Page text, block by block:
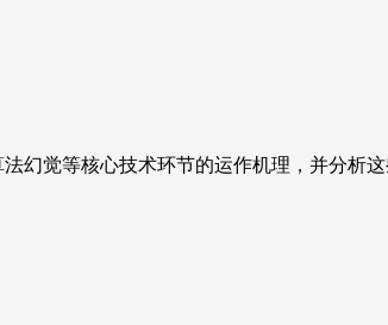
幻觉等核心技术环节的运作机理，并分析